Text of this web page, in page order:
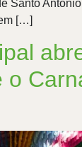
Santo
[…]
o